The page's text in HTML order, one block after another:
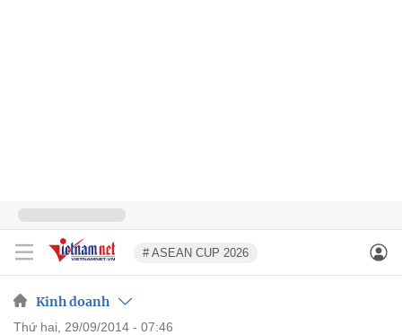
# ASEAN CUP 2026
Kinh doanh
thứ hai, 29/09/2014 - 07:46